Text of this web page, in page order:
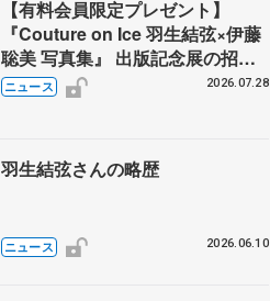
【有料会員限定プレゼント】
『Couture on Ice 羽生結弦×伊藤
聡美 写真集』 出版記念展の招待
券を5名様に
ニュース 2026.07.28
羽生結弦さんの略歴
ニュース 2026.06.10